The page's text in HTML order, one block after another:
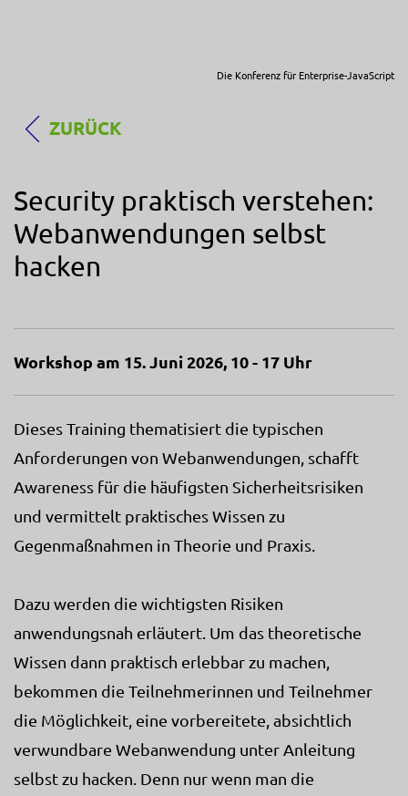
Die Konferenz für Enterprise-JavaScript
ZURÜCK
Security praktisch verstehen:
Webanwendungen selbst
hacken
Workshop am 15. Juni 2026, 10 - 17 Uhr
Dieses Training thematisiert die typischen
Anforderungen von Webanwendungen, schafft
Awareness für die häufigsten Sicherheitsrisiken
und vermittelt praktisches Wissen zu
Gegenmaßnahmen in Theorie und Praxis.
Dazu werden die wichtigsten Risiken
anwendungsnah erläutert. Um das theoretische
Wissen dann praktisch erlebbar zu machen,
bekommen die Teilnehmerinnen und Teilnehmer
die Möglichkeit, eine vorbereitete, absichtlich
verwundbare Webanwendung unter Anleitung
selbst zu hacken. Denn nur wenn man die